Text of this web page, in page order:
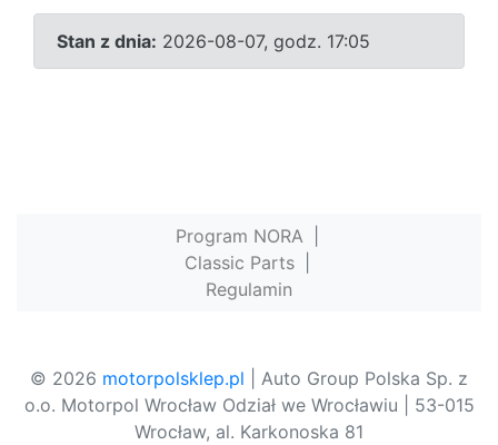
Stan z dnia: 2026-08-07, godz. 17:05
Program NORA
Classic Parts
Regulamin
© 2026 motorpolsklep.pl | Auto Group Polska Sp. z
o.o. Motorpol Wrocław Odział we Wrocławiu | 53-015
Wrocław, al. Karkonoska 81